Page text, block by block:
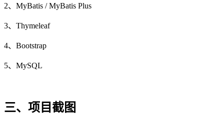
2、MyBatis / MyBatis Plus
3、Thymeleaf
4、Bootstrap
5、MySQL
三、项目截图